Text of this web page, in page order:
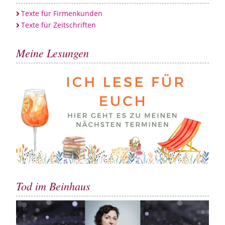
Texte für Firmenkunden
Texte für Zeitschriften
Meine Lesungen
Tod im Beinhaus